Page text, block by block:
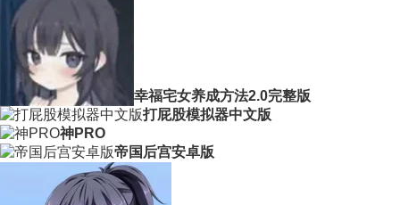
幸福宅女养成方法2.0完整版
打屁股模拟器中文版
神PRO
帝国后宫安卓版